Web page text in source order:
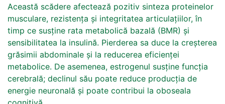
Această scădere afectează pozitiv sinteza proteinelor
musculare, rezistența și integritatea articulațiilor, în
timp ce susține rata metabolică bazală (BMR) și
sensibilitatea la insulină. Pierderea sa duce la creșterea
grăsimii abdominale și la reducerea eficienței
metabolice. De asemenea, estrogenul susține funcția
cerebrală; declinul său poate reduce producția de
energie neuronală și poate contribui la oboseala